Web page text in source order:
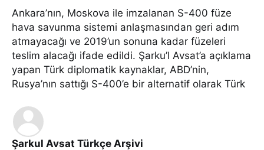
Ankara’nın, Moskova ile imzalanan S-400 füze
hava savunma sistemi anlaşmasından geri adım
atmayacağı ve 2019’un sonuna kadar füzeleri
teslim alacağı ifade edildi. Şarku’l Avsat’a açıklama
yapan Türk diplomatik kaynaklar, ABD’nin,
Rusya’nın sattığı S-400’e bir alternatif olarak Türk
Şarkul Avsat Türkçe Arşivi